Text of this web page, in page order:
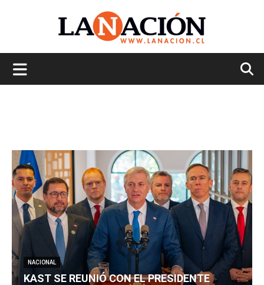
NACIONAL
KAST SE REUNIÓ CON EL PRESIDENTE